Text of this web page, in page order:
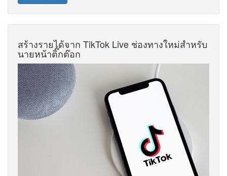
สร้างรายได้จาก TikTok Live ช่องทางใหม่สำหรับ
นายหน้าติ๊กต๊อก